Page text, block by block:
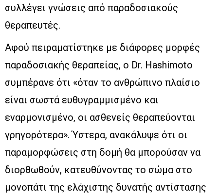
συλλέγει γνώσεις από παραδοσιακούς
θεραπευτές.
Αφού πειραματίστηκε με διάφορες μορφές
παραδοσιακής θεραπείας, ο Dr. Hashimoto
συμπέρανε ότι «όταν το ανθρώπινο πλαίσιο
είναι σωστά ευθυγραμμισμένο και
εναρμονισμένο, οι ασθενείς θεραπεύονται
γρηγορότερα». Ύστερα, ανακάλυψε ότι οι
παραμορφώσεις στη δομή θα μπορούσαν να
διορθωθούν, κατευθύνοντας το σώμα στο
μονοπάτι της ελάχιστης δυνατής αντίστασης